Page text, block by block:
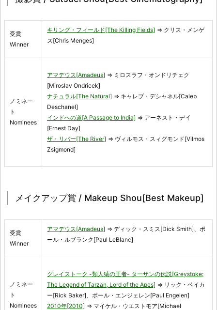
受賞
Winner
キリング・フィールド[The Killing Fields] ⇒ クリス・メンゲ
ス[Chris Menges]
ノミネー
ト
Nominees
アマデウス[Amadeus] ⇒ ミロスラフ・オンドリチェク
[Miroslav Ondricek]
ナチュラル[The Natural] ⇒ キャレブ・デシャネル[Caleb
Deschanel]
インドへの道[A Passage to India] ⇒ アーネスト・デイ
[Ernest Day]
ザ・リバー[The River] ⇒ ヴィルモス・スィグモンド[Vilmos
Zsigmond]
メイクアップ賞 / Makeup Shou[Best Makeup]
受賞
Winner
アマデウス[Amadeus] ⇒ ディック・スミス[Dick Smith]、ポ
ール・ルブランク[Paul LeBlanc]
ノミネー
ト
Nominees
グレイストーク -類人猿の王者- ターザンの伝説[Greystoke:
The Legend of Tarzan, Lord of the Apes] ⇒ リック・ベイカ
ー[Rick Baker]、ポール・エンジェレン[Paul Engelen]
2010年[2010] ⇒ マイケル・ウエストモア[Michael